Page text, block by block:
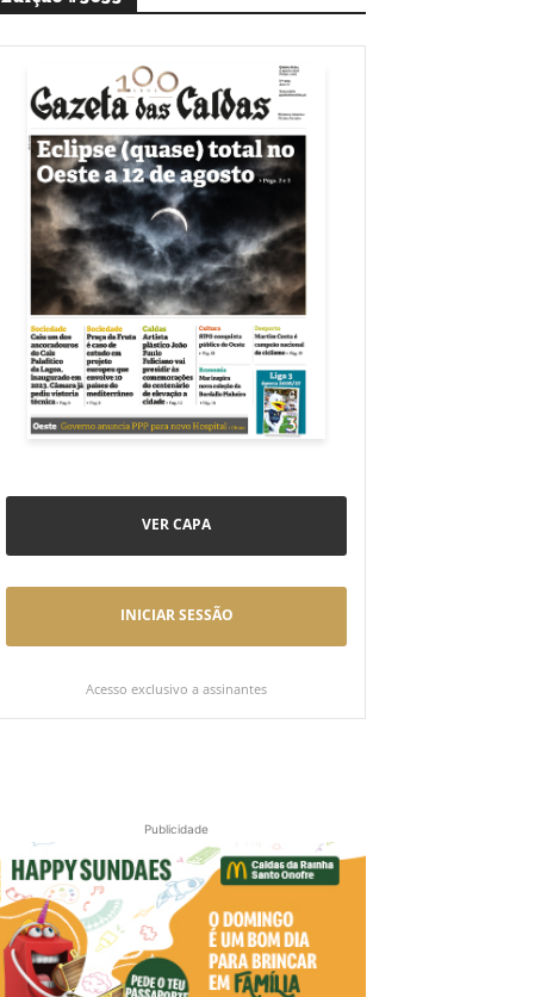
VER CAPA
INICIAR SESSÃO
Acesso exclusivo a assinantes
Publicidade